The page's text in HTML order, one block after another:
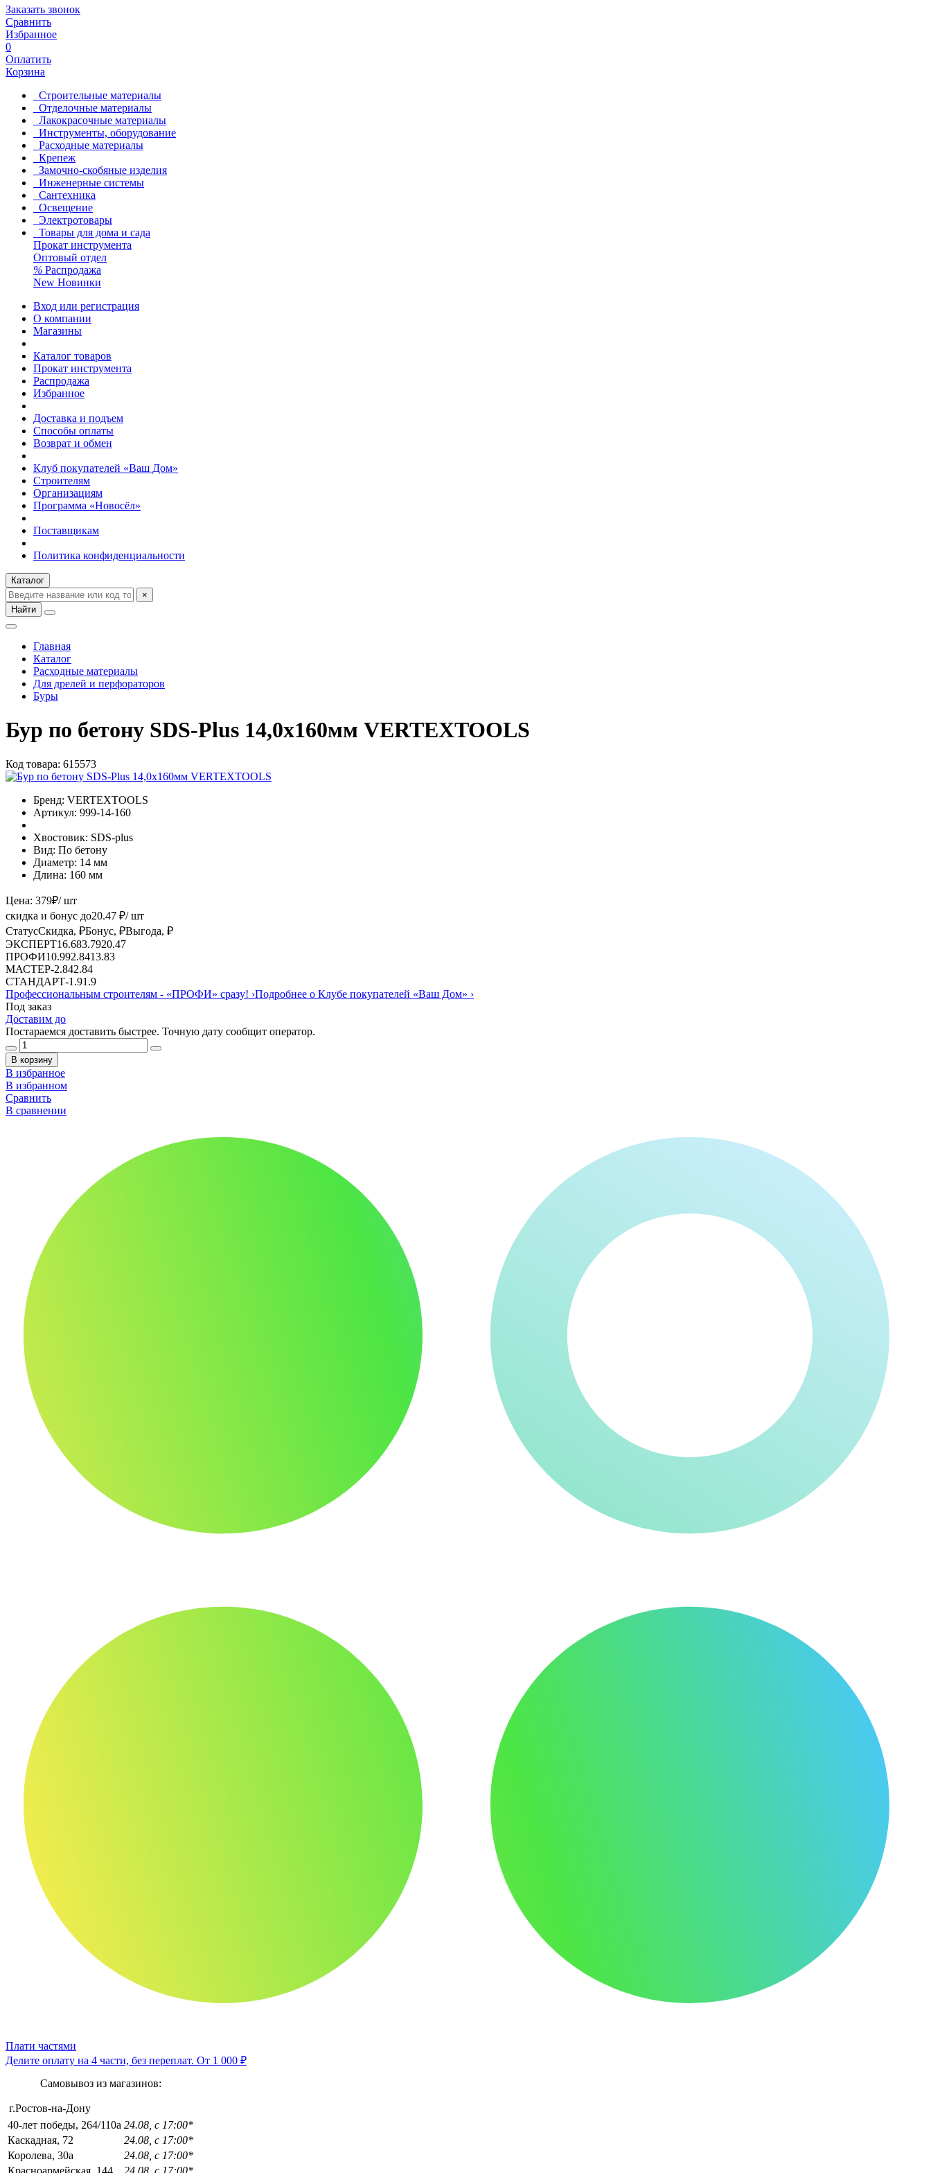
Заказать звонок
Сравнить
Избранное
0
Оплатить
Корзина
Строительные материалы
Отделочные материалы
Лакокрасочные материалы
Инструменты, оборудование
Расходные материалы
Крепеж
Замочно-скобяные изделия
Инженерные системы
Сантехника
Освещение
Электротовары
Товары для дома и сада
Прокат инструмента
Оптовый отдел
% Распродажа
New Новинки
Вход или регистрация
О компании
Магазины
Каталог товаров
Прокат инструмента
Распродажа
Избранное
Доставка и подъем
Способы оплаты
Возврат и обмен
Клуб покупателей «Ваш Дом»
Строителям
Организациям
Программа «Новосёл»
Поставщикам
Политика конфиденциальности
Каталог
×
Найти
Главная
Каталог
Расходные материалы
Для дрелей и перфораторов
Буры
Бур по бетону SDS-Plus 14,0х160мм VERTEXTOOLS
Код товара: 615573
Бренд: VERTEXTOOLS
Артикул: 999-14-160
Хвостовик: SDS-plus
Вид: По бетону
Диаметр: 14 мм
Длина: 160 мм
Цена: 379₽/ шт
скидка и бонус до20.47 ₽/ шт
СтатусСкидка, ₽Бонус, ₽Выгода, ₽
ЭКСПЕРТ16.683.7920.47
ПРОФИ10.992.8413.83
МАСТЕР-2.842.84
СТАНДАРТ-1.91.9
Профессиональным строителям - «ПРОФИ» сразу! ›Подробнее о Клубе покупателей «Ваш Дом» ›
Под заказ
Доставим до
Постараемся доставить быстрее. Точную дату сообщит оператор.
В корзину
В избранное
В избранном
Сравнить
В сравнении
Плати частями
Делите оплату на 4 части, без переплат. От 1 000 ₽
Самовывоз из магазинов:
г.Ростов-на-Дону
40-лет победы, 264/110а 24.08, с 17:00*
Каскадная, 72
24.08, с 17:00*
Королева, 30а
24.08, с 17:00*
Красноармейская, 144
24.08, с 17:00*